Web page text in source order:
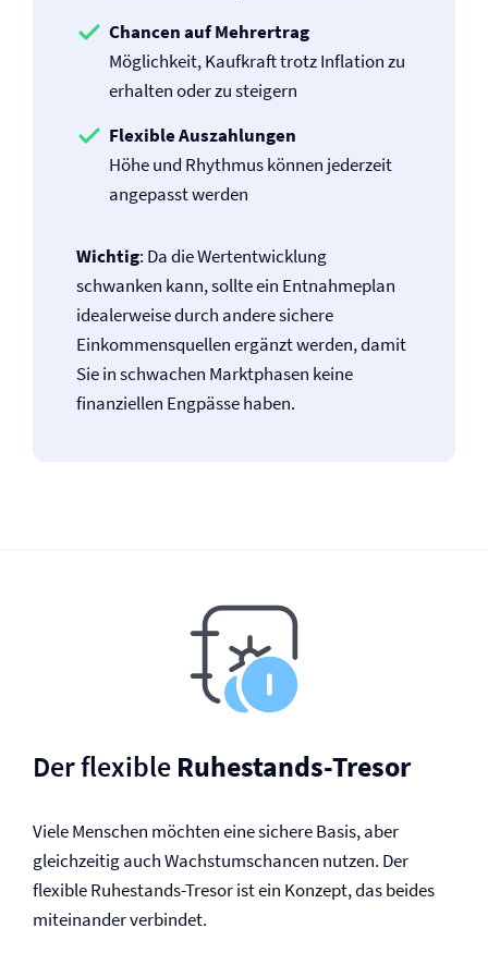
Chancen auf Mehrertrag
Möglichkeit, Kaufkraft trotz Inflation zu
erhalten oder zu steigern
Flexible Auszahlungen
Höhe und Rhythmus können jederzeit
angepasst werden
Wichtig: Da die Wertentwicklung
schwanken kann, sollte ein Entnahmeplan
idealerweise durch andere sichere
Einkommensquellen ergänzt werden, damit
Sie in schwachen Marktphasen keine
finanziellen Engpässe haben.
Der flexible Ruhestands-Tresor
Viele Menschen möchten eine sichere Basis, aber
gleichzeitig auch Wachstumschancen nutzen. Der
flexible Ruhestands-Tresor ist ein Konzept, das beides
miteinander verbindet.